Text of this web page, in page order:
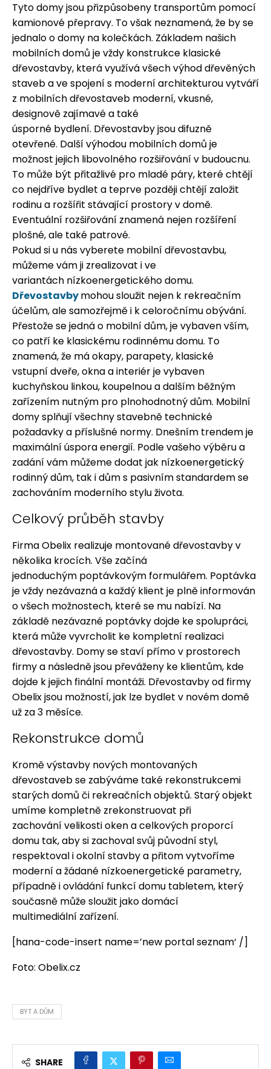
Tyto domy jsou přizpůsobeny transportům pomocí
kamionové přepravy. To však neznamená, že by se
jednalo o domy na kolečkách. Základem našich
mobilních domů je vždy konstrukce klasické
dřevostavby, která využívá všech výhod dřevěných
staveb a ve spojení s moderní architekturou vytváří
z mobilních dřevostaveb moderní, vkusné,
designově zajímavé a také
úsporné bydlení. Dřevostavby jsou difuzně
otevřené. Další výhodou mobilních domů je
možnost jejich libovolného rozšiřování v budoucnu.
To může být přitažlivé pro mladé páry, které chtějí
co nejdříve bydlet a teprve později chtějí založit
rodinu a rozšířit stávající prostory v domě.
Eventuální rozšiřování znamená nejen rozšíření
plošné, ale také patrové.
Pokud si u nás vyberete mobilní dřevostavbu,
můžeme vám ji zrealizovat i ve
variantách nízkoenergetického domu.
Dřevostavbymohou sloužit nejen k rekreačním
účelům, ale samozřejmě i k celoročnímu obývání.
Přestože se jedná o mobilní dům, je vybaven vším,
co patří ke klasickému rodinnému domu. To
znamená, že má okapy, parapety, klasické
vstupní dveře, okna a interiér je vybaven
kuchyňskou linkou, koupelnou a dalším běžným
zařízením nutným pro plnohodnotný dům. Mobilní
domy splňují všechny stavebně technické
požadavky a příslušné normy. Dnešním trendem je
maximální úspora energií. Podle vašeho výběru a
zadání vám můžeme dodat jak nízkoenergetický
rodinný dům, tak i dům s pasivním standardem se
zachováním moderního stylu života.
Celkový průběh stavby
Firma Obelix realizuje montované dřevostavby v
několika krocích. Vše začíná
jednoduchým poptávkovým formulářem. Poptávka
je vždy nezávazná a každý klient je plně informován
o všech možnostech, které se mu nabízí. Na
základě nezávazné poptávky dojde ke spolupráci,
která může vyvrcholit ke kompletní realizaci
dřevostavby. Domy se staví přímo v prostorech
firmy a následně jsou převáženy ke klientům, kde
dojde k jejich finální montáži. Dřevostavby od firmy
Obelix jsou možností, jak lze bydlet v novém domě
už za 3 měsíce.
Rekonstrukce domů
Kromě výstavby nových montovaných
dřevostaveb se zabýváme také rekonstrukcemi
starých domů či rekreačních objektů. Starý objekt
umíme kompletně zrekonstruovat při
zachování velikosti oken a celkových proporcí
domu tak, aby si zachoval svůj původní styl,
respektoval i okolní stavby a přitom vytvoříme
moderní a žádané nízkoenergetické parametry,
případně i ovládání funkcí domu tabletem, který
současně může sloužit jako domácí
multimediální zařízení.
[hana-code-insert name=’new portal seznam‘ /]
Foto: Obelix.cz
BYT A DŮM
SHARE